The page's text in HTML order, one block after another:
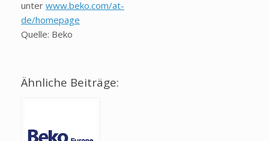
unter www.beko.com/at-
de/homepage
Quelle: Beko
Ähnliche Beiträge: